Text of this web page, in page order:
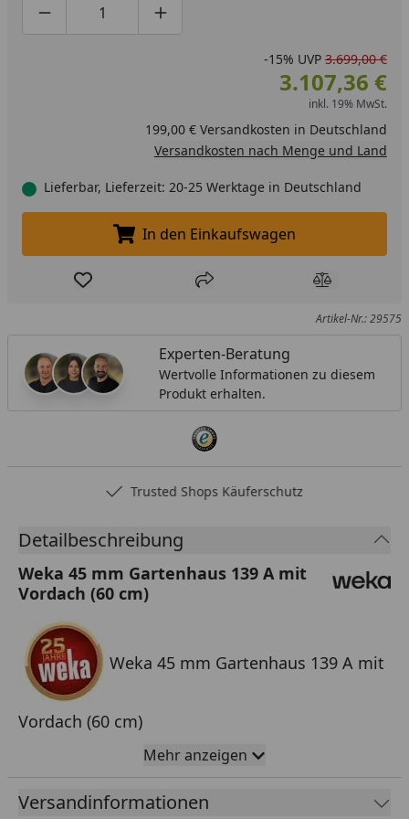
Produktmenge um eins verringern
Produktmenge manuell eingeben
Produktmenge um eins erhöhen
-15% UVP 3.699,00 €
3.107,36 €
inkl. 19% MwSt.
199,00 € Versandkosten in Deutschland
Versandkosten nach Menge und Land
Lieferbar, Lieferzeit: 20-25 Werktage in Deutschland
In den Einkaufswagen legen
In den Einkaufswagen
Produkt zur Wunschliste hinzufügen
Teilen Produkt
Artikel-Nr.: 29575
Experten-Beratung
Wertvolle Informationen zu diesem
Produkt erhalten.
Trusted Shops Käuferschutz
Detailbeschreibung
Weka 45 mm Gartenhaus 139 A mit
Vordach (60 cm)
Weka 45 mm Gartenhaus 139 A mit
Vordach (60 cm)
Aktion: Bei Bestellung dieses Gartenhauses
erhalten Sie 50% Rabatt auf die
Mehr anzeigen
Versandinformationen